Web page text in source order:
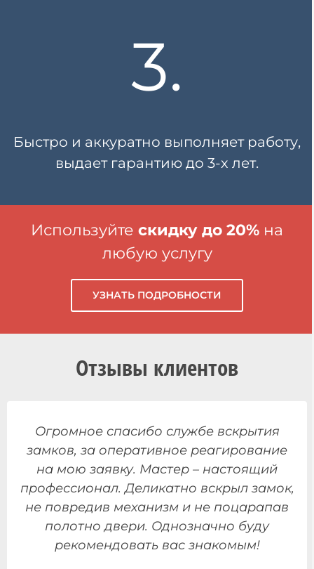
3.
Быстро и аккуратно выполняет работу,
выдает гарантию до 3-х лет.
Используйте скидку до 20% на
любую услугу
УЗНАТЬ ПОДРОБНОСТИ
Отзывы клиентов
Огромное спасибо службе вскрытия
замков, за оперативное реагирование
на мою заявку. Мастер – настоящий
профессионал. Деликатно вскрыл замок,
не повредив механизм и не поцарапав
полотно двери. Однозначно буду
рекомендовать вас знакомым!